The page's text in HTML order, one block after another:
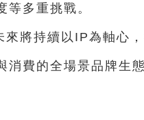
等多重挑戰。
將持續以IP為軸心
消費的全場景品牌生態